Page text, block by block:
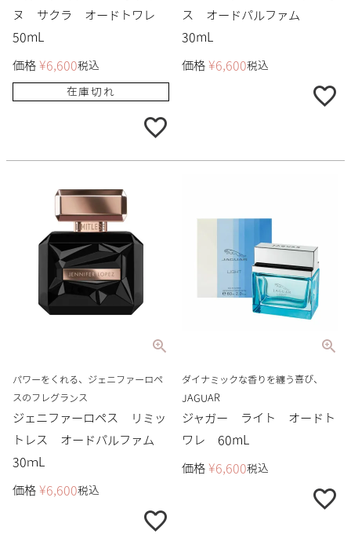
ヌ サクラ オードトワレ
50mL
価格 ¥6,600税込
在庫切れ
ス オードパルファム
30mL
価格 ¥6,600税込
パワーをくれる、ジェニファーロペ
スのフレグランス
ジェニファーロペス リミッ
トレス オードパルファム
30ｍL
価格 ¥6,600税込
ダイナミックな香りを纏う喜び、
JAGUAR
ジャガー ライト オードト
ワレ 60mL
価格 ¥6,600税込